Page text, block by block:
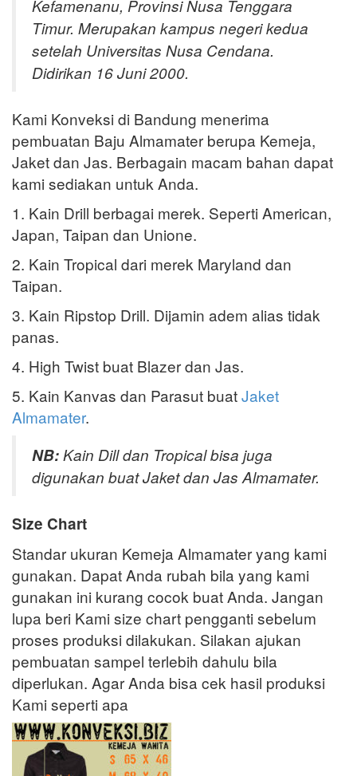
Kefamenanu, Provinsi Nusa Tenggara
Timur. Merupakan kampus negeri kedua
setelah Universitas Nusa Cendana.
Didirikan 16 Juni 2000.
Kami Konveksi di Bandung menerima
pembuatan Baju Almamater berupa Kemeja,
Jaket dan Jas. Berbagain macam bahan dapat
kami sediakan untuk Anda.
1. Kain Drill berbagai merek. Seperti American,
Japan, Taipan dan Unione.
2. Kain Tropical dari merek Maryland dan
Taipan.
3. Kain Ripstop Drill. Dijamin adem alias tidak
panas.
4. High Twist buat Blazer dan Jas.
5. Kain Kanvas dan Parasut buatJaket
Almamater.
NB:Kain Dill dan Tropical bisa juga
digunakan buat Jaket dan Jas Almamater.
Size Chart
Standar ukuran Kemeja Almamater yang kami
gunakan. Dapat Anda rubah bila yang kami
gunakan ini kurang cocok buat Anda. Jangan
lupa beri Kami size chart pengganti sebelum
proses produksi dilakukan. Silakan ajukan
pembuatan sampel terlebih dahulu bila
diperlukan. Agar Anda bisa cek hasil produksi
Kami seperti apa